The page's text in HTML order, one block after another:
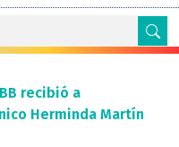
recibió a
Herminda Martín